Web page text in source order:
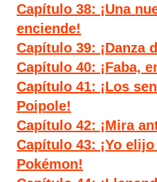
Capítulo 38: ¡Una
enciende!
Capítulo 39: ¡Danza
Capítulo 40: ¡Faba,
Capítulo 41: ¡Los
Poipole!
Capítulo 42: ¡Mira
Capítulo 43: ¡Yo
Pokémon!